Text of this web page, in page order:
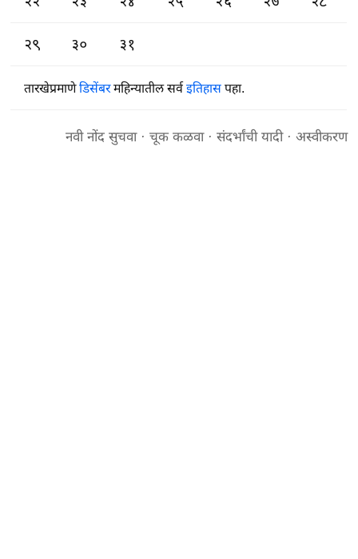
२९ ३० ३१
तारखेप्रमाणेडिसेंबरमहिन्यातील सर्वइतिहास पहा.
नवी नोंद सुचवा· चूक कळवा· संदर्भांची यादी· अस्वीकरण